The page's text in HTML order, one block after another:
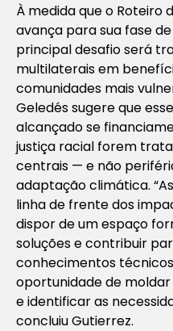
À medida que o Roteiro
avança para sua fase
principal desafio será
multilaterais em
comunidades mais
Geledés sugere que
alcançado se
justiça racial forem
centrais — e não
adaptação climática.
linha de frente dos
dispor de um espaço
soluções e contribuir
conhecimentos
oportunidade de
e identificar as
concluiu Gutierrez.